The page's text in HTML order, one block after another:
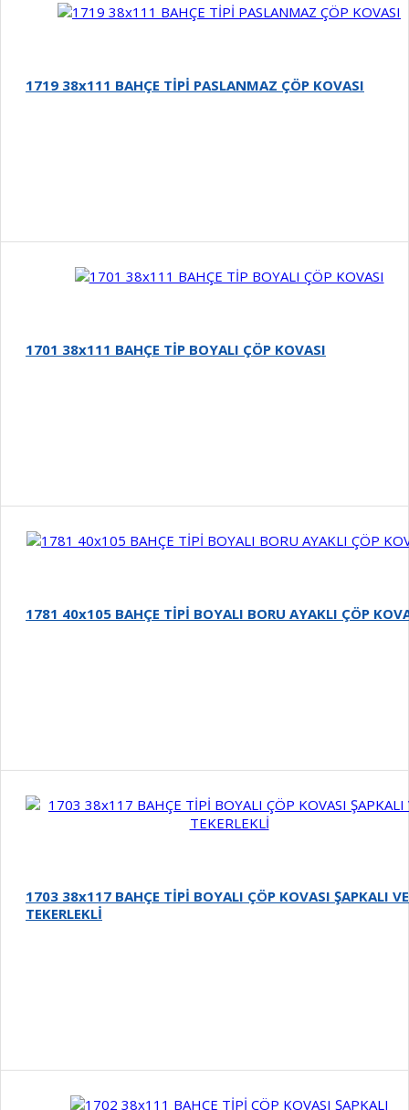
1719 38x111 BAHÇE TİPİ PASLANMAZ ÇÖP KOVASI
1701 38x111 BAHÇE TİP BOYALI ÇÖP KOVASI
1781 40x105 BAHÇE TİPİ BOYALI BORU AYAKLI ÇÖP
1703 38x117 BAHÇE TİPİ BOYALI ÇÖP KOVASI ŞAPKALI VE
TEKERLEKLİ